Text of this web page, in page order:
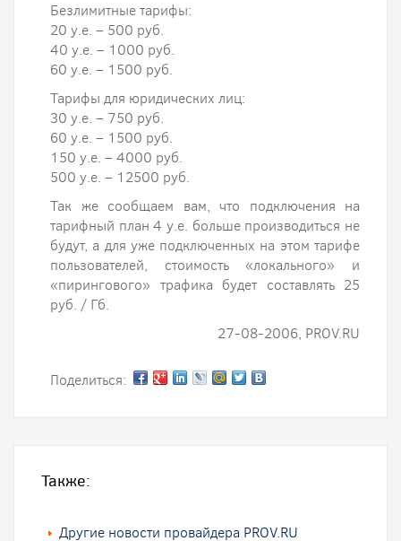
Безлимитные тарифы:
20 у.е. – 500 руб.
40 у.е. – 1000 руб.
60 у.е. – 1500 руб.
Тарифы для юридических лиц:
30 у.е. – 750 руб.
60 у.е. – 1500 руб.
150 у.е. – 4000 руб.
500 у.е. – 12500 руб.
Так же сообщаем вам, что подключения на
тарифный план 4 у.е. больше производиться не
будут, а для уже подключенных на этом тарифе
пользователей, стоимость «локального» и
«пирингового» трафика будет составлять 25
руб. / Гб.
27-08-2006, PROV.RU
Поделиться:
Также:
Другие новости провайдера PROV.RU